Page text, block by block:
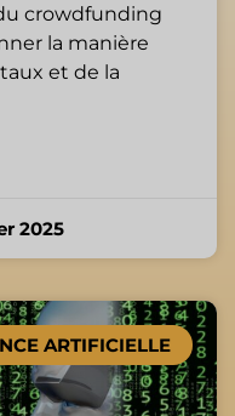
crowdfunding
la manière
et de la
2025
ARTIFICIELLE